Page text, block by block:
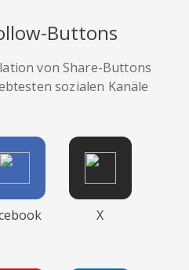
Buttons
von Share-Buttons
sozialen Kanäle
X